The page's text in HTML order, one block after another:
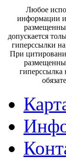
Любое
информации
допускается
гиперссылки
При
гиперссылка